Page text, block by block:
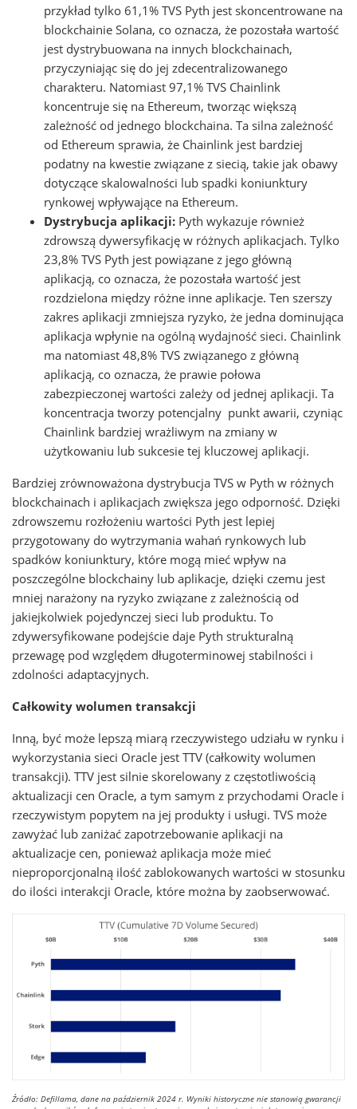
przykład tylko 61,1% TVS Pyth jest skoncentrowane na
blockchainie Solana, co oznacza, że pozostała wartość
jest dystrybuowana na innych blockchainach,
przyczyniając się do jej zdecentralizowanego
charakteru. Natomiast 97,1% TVS Chainlink
koncentruje się na Ethereum, tworząc większą
zależność od jednego blockchaina. Ta silna zależność
od Ethereum sprawia, że Chainlink jest bardziej
podatny na kwestie związane z siecią, takie jak obawy
dotyczące skalowalności lub spadki koniunktury
rynkowej wpływające na Ethereum.
Dystrybucja aplikacji: Pyth wykazuje również
zdrowszą dywersyfikację w różnych aplikacjach. Tylko
23,8% TVS Pyth jest powiązane z jego główną
aplikacją, co oznacza, że pozostała wartość jest
rozdzielona między różne inne aplikacje. Ten szerszy
zakres aplikacji zmniejsza ryzyko, że jedna dominująca
aplikacja wpłynie na ogólną wydajność sieci. Chainlink
ma natomiast 48,8% TVS związanego z główną
aplikacją, co oznacza, że prawie połowa
zabezpieczonej wartości zależy od jednej aplikacji. Ta
koncentracja tworzy potencjalny punkt awarii, czyniąc
Chainlink bardziej wrażliwym na zmiany w
użytkowaniu lub sukcesie tej kluczowej aplikacji.
Bardziej zrównoważona dystrybucja TVS w Pyth w różnych
blockchainach i aplikacjach zwiększa jego odporność. Dzięki
zdrowszemu rozłożeniu wartości Pyth jest lepiej
przygotowany do wytrzymania wahań rynkowych lub
spadków koniunktury, które mogą mieć wpływ na
poszczególne blockchainy lub aplikacje, dzięki czemu jest
mniej narażony na ryzyko związane z zależnością od
jakiejkolwiek pojedynczej sieci lub produktu. To
zdywersyfikowane podejście daje Pyth strukturalną
przewagę pod względem długoterminowej stabilności i
zdolności adaptacyjnych.
Całkowity wolumen transakcji
Inną, być może lepszą miarą rzeczywistego udziału w rynku i
wykorzystania sieci Oracle jest TTV (całkowity wolumen
transakcji). TTV jest silnie skorelowany z częstotliwością
aktualizacji cen Oracle, a tym samym z przychodami Oracle i
rzeczywistym popytem na jej produkty i usługi. TVS może
zawyżać lub zaniżać zapotrzebowanie aplikacji na
aktualizacje cen, ponieważ aplikacja może mieć
nieproporcjonalną ilość zablokowanych wartości w stosunku
do ilości interakcji Oracle, które można by zaobserwować.
Źródło: Defillama, dane na październik 2024 r. Wyniki historyczne nie stanowią gwarancji